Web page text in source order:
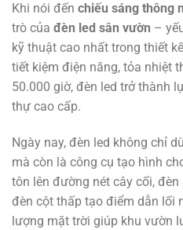
Khi nói đến chiếu sáng thông
trò của đèn led sân vườn –
kỹ thuật cao nhất trong thiết
tiết kiệm điện năng, tỏa nhiệt
50.000 giờ, đèn led trở thành
thự cao cấp.
Ngày nay, đèn led không chỉ
mà còn là công cụ tạo hình
tôn lên đường nét cây cối,
đèn cột thấp tạo điểm dẫn lối
lượng mặt trời giúp khu vườn